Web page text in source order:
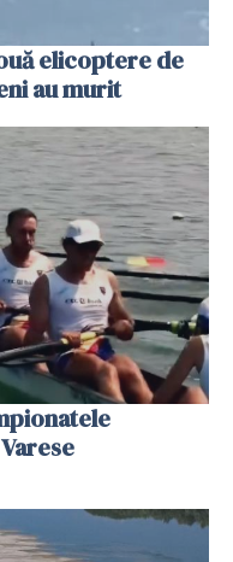
elicoptere de
au murit